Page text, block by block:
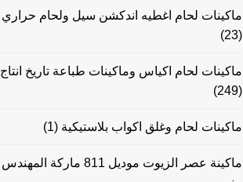
ماكينات لحام اغطيه اندكشن سيل ولحام حراري
(23)
ماكينات لحام اكياس وماكينات طباعة تاريخ انتاج
(249)
ماكينات لحام وغلق اكواب بلاستيكية (1)
ماكينة عصر الزيوت موديل 811 ماركة المهندس